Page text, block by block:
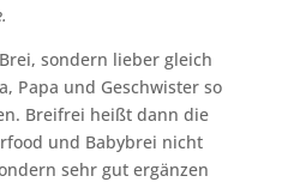
sondern lieber gleich
Papa und Geschwister so
Breifrei heißt dann die
und Babybrei nicht
sehr gut ergänzen